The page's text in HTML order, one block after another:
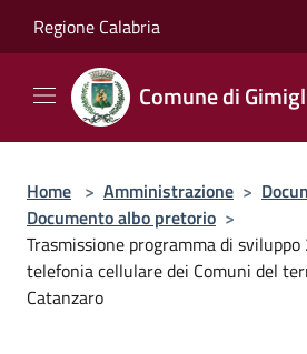
Regione Calabria
Comune di
Home > Amministrazione >
Documento albo pretorio >
Trasmissione programma di
telefonia cellulare dei Comuni del
Catanzaro